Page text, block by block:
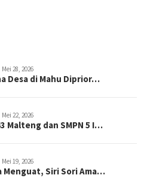
Mei 28, 2026
Desa di Mahu Diprior…
Mei 22, 2026
Malteng dan SMPN 5 I…
Mei 19, 2026
Menguat, Siri Sori Ama…